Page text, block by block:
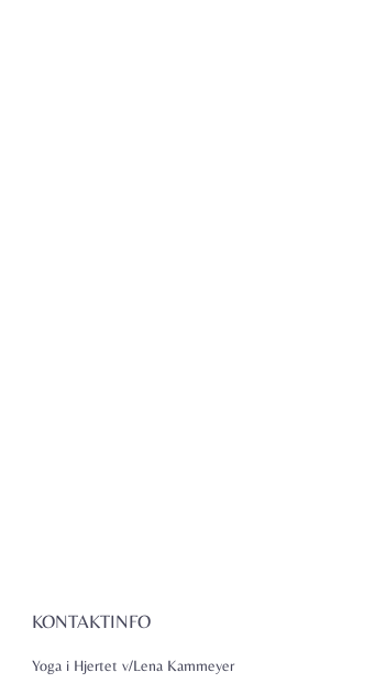
KONTAKTINFO
Yoga i Hjertet v/Lena Kammeyer